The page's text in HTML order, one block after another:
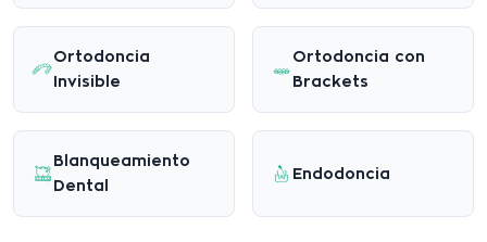
Ortodoncia
Invisible
Ortodoncia con
Brackets
Blanqueamiento
Dental
Endodoncia